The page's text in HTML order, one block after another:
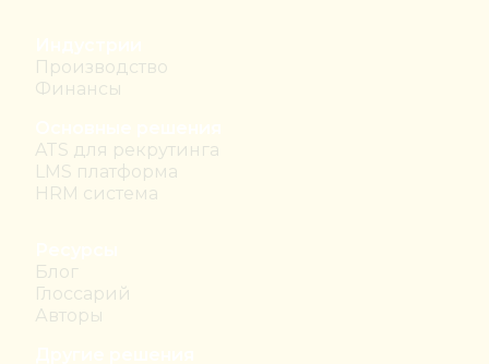
Производство
Финансы
ATS для рекрутинга
LMS платформа
HRM система
Блог
Глоссарий
Авторы